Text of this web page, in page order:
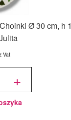
Ø 30 cm, h 1
Vat
+